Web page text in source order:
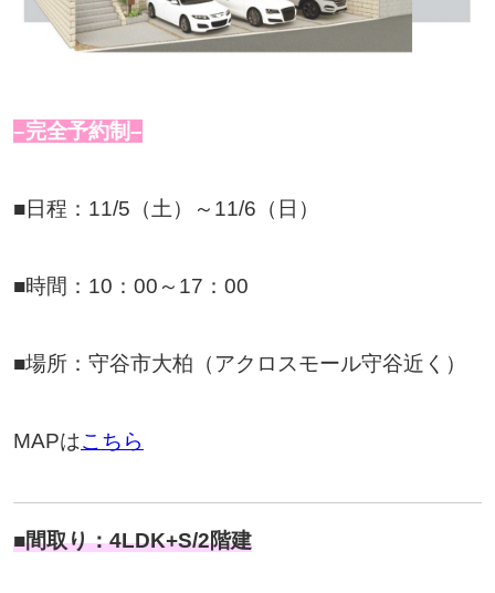
–完全予約制–
■日程：11/5（土）～11/6（日）
■時間：10：00～17：00
■場所：守谷市大柏（アクロスモール守谷近く）
MAPはこちら
■間取り：4LDK+S/2階建